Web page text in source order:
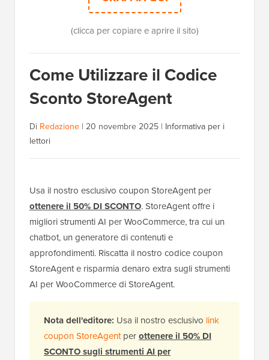
(clicca per copiare e aprire il sito)
Come Utilizzare il Codice
Sconto StoreAgent
Di Redazione | 20 novembre 2025 | Informativa per i
lettori
Usa il nostro esclusivo coupon StoreAgent per
ottenere il 50% DI SCONTO. StoreAgent offre i
migliori strumenti AI per WooCommerce, tra cui un
chatbot, un generatore di contenuti e
approfondimenti. Riscatta il nostro codice coupon
StoreAgent e risparmia denaro extra sugli strumenti
AI per WooCommerce di StoreAgent.
Nota dell'editore: Usa il nostro esclusivo link
coupon StoreAgentperottenere il 50% DI
SCONTO sugli strumenti AI per